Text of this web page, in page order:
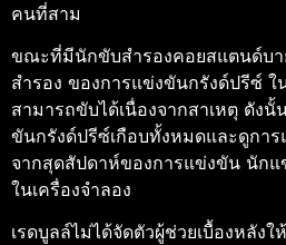
คนที่สาม
ขณะที่มีนักขับสำรองคอยสแตนด์บ
สำรอง ของการแข่งขันกรังด์ปรีซ์
สามารถขับได้เนื่องจากสาเหตุ ดังนั้
ขันกรังด์ปรีซ์เกือบทั้งหมดและดูกา
จากสุดสัปดาห์ของการแข่งขัน นักแ
ในเครื่องจําลอง
เรดบูลล์ไม่ได้จัดตัวผู้ช่วยเบื้องหลัง